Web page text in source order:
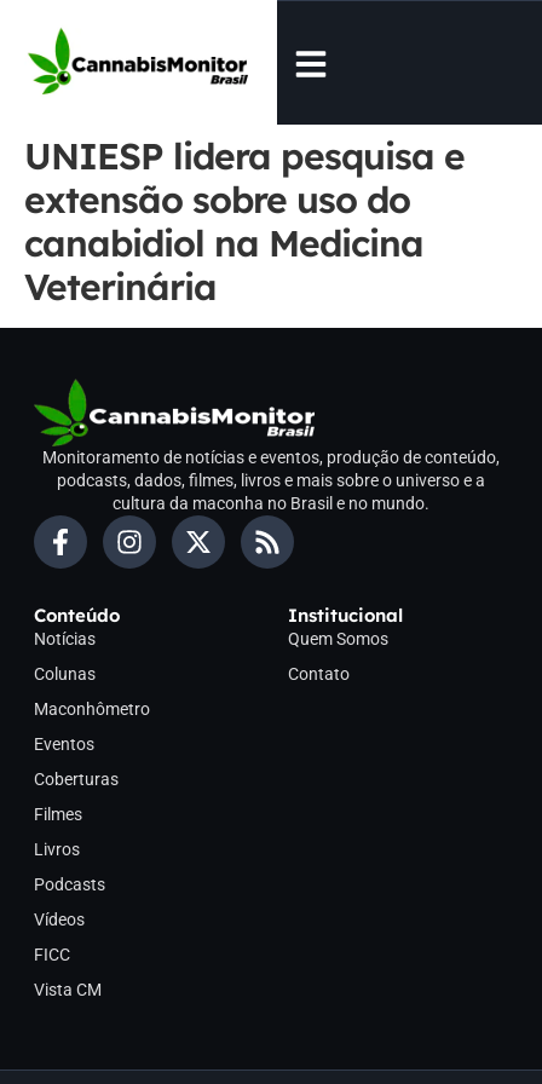
UNIESP lidera pesquisa e
extensão sobre uso do
canabidiol na Medicina
Veterinária
Monitoramento de notícias e eventos, produção de conteúdo,
podcasts, dados, filmes, livros e mais sobre o universo e a
cultura da maconha no Brasil e no mundo.
Conteúdo
Notícias
Colunas
Maconhômetro
Eventos
Coberturas
Filmes
Livros
Podcasts
Vídeos
FICC
Vista CM
Institucional
Quem Somos
Contato